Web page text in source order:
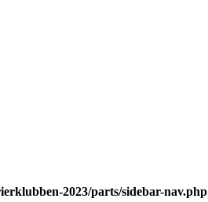
2023/parts/sidebar-nav.php